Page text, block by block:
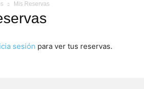
Mis Reservas
sesión para ver tus reservas.